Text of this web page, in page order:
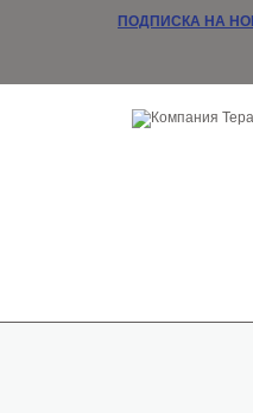
ПОДПИСКА НА